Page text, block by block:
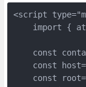
<script
import {
const
const
const